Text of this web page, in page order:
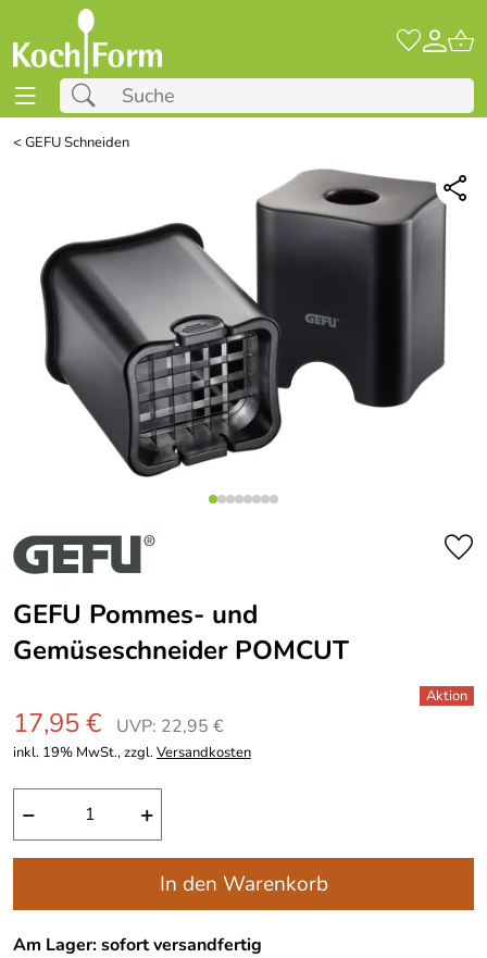
<GEFU Schneiden
GEFU Pommes- und
Gemüseschneider POMCUT
17,95 € UVP: 22,95 €
inkl. 19% MwSt., zzgl.Versandkosten
− +
In den Warenkorb
Am Lager: sofort versandfertig